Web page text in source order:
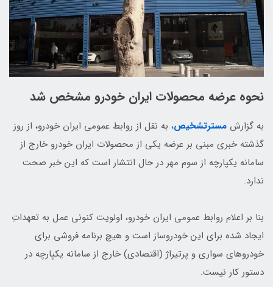
نحوه عرضه محصولات ایران خودرو مشخص شد
به گزارش مسترتشخیص، به نقل از روابط عمومی ایران خودرو، از روز
گذشته خبری مبنی بر عرضه یکی از محصولات ایران خودرو خارج از
سامانه یکپارچه از سوم مهر در حال انتشار است که این خبر صحت
ندارد.
بنا بر اعلام روابط عمومی ایران خودرو، اولویت کنونی عمل به تعهداتِ
ایجاد شده برای این خودروساز است و هیچ برنامه فروشی برای
خودرو‌های سواری و پرتیراژ (اقتصادی) خارج از سامانه یکپارچه در
دستور کار نیست.